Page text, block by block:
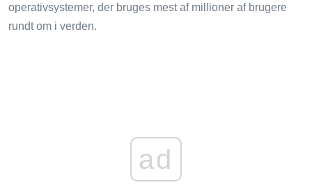
operativsystemer, der bruges mest af millioner af brugere
rundt om i verden.
ad